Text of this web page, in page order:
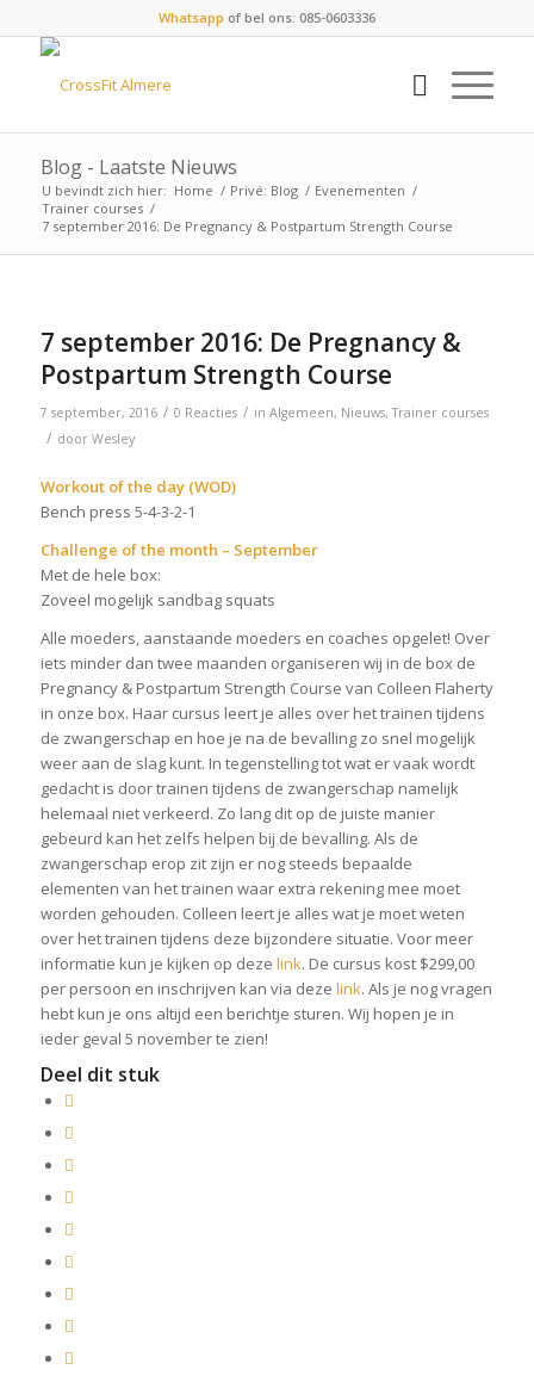
Whatsapp of bel ons: 085-0603336
Blog - Laatste Nieuws
U bevindt zich hier: Home / Privé: Blog / Evenementen /
Trainer courses /
7 september 2016: De Pregnancy & Postpartum Strength Course
7 september 2016: De Pregnancy &
Postpartum Strength Course
7 september, 2016 / 0 Reacties / in Algemeen, Nieuws,Trainer courses
/ door Wesley
Workout of the day (WOD)
Bench press 5-4-3-2-1
Challenge of the month – September
Met de hele box:
Zoveel mogelijk sandbag squats
Alle moeders, aanstaande moeders en coaches opgelet! Over
iets minder dan twee maanden organiseren wij in de box de
Pregnancy & Postpartum Strength Course van Colleen Flaherty
in onze box. Haar cursus leert je alles over het trainen tijdens
de zwangerschap en hoe je na de bevalling zo snel mogelijk
weer aan de slag kunt. In tegenstelling tot wat er vaak wordt
gedacht is door trainen tijdens de zwangerschap namelijk
helemaal niet verkeerd. Zo lang dit op de juiste manier
gebeurd kan het zelfs helpen bij de bevalling. Als de
zwangerschap erop zit zijn er nog steeds bepaalde
elementen van het trainen waar extra rekening mee moet
worden gehouden. Colleen leert je alles wat je moet weten
over het trainen tijdens deze bijzondere situatie. Voor meer
informatie kun je kijken op deze link. De cursus kost $299,00
per persoon en inschrijven kan via deze link. Als je nog vragen
hebt kun je ons altijd een berichtje sturen. Wij hopen je in
ieder geval 5 november te zien!
Deel dit stuk